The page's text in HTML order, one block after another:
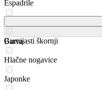
Espadrile
Gumijasti škornji
Hlačne nogavice
Japonke
Barva